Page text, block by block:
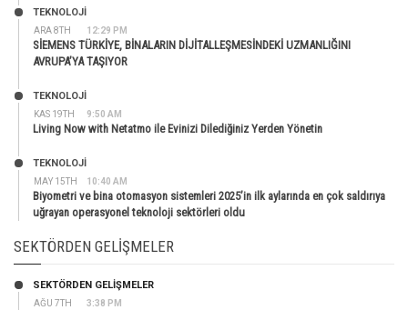
ARA 8TH 12:29 PM
TEKNOLOJİ
SİEMENS TÜRKİYE, BİNALARIN DİJİTALLEŞMESİNDEKİ UZMANLIĞINI
AVRUPA’YA TAŞIYOR
KAS 19TH 9:50 AM
TEKNOLOJİ
Living Now with Netatmo ile Evinizi Dilediğiniz Yerden Yönetin
MAY 15TH 10:40 AM
TEKNOLOJİ
Biyometri ve bina otomasyon sistemleri 2025’in ilk aylarında en çok saldırıya
uğrayan operasyonel teknoloji sektörleri oldu
SEKTÖRDEN GELIŞMELER
AĞU 7TH 3:38 PM
SEKTÖRDEN GELIŞMELER